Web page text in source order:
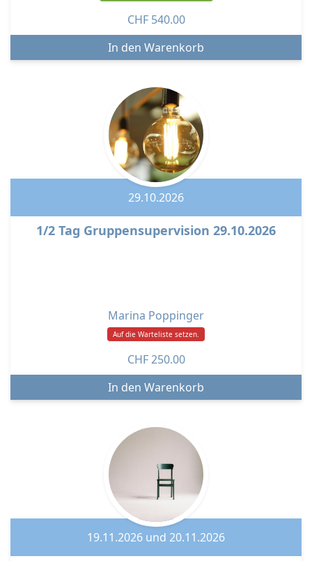
CHF540.00
29.10.2026
1/2 Tag Gruppensupervision 29.10.2026
Marina Poppinger
Auf die Warteliste setzen.
CHF250.00
19.11.2026 und 20.11.2026